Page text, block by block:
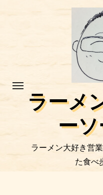
ラーメ
ー
ラーメン大好き営
た食べ